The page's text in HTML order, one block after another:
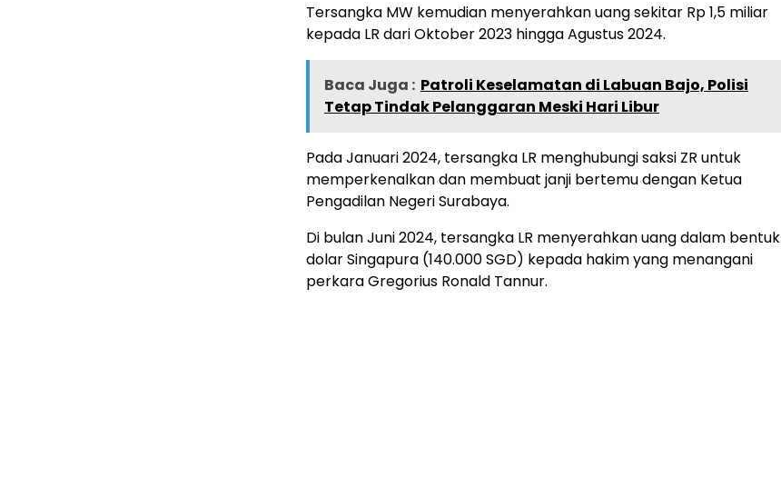
Tersangka MW kemudian menyerahkan uang sekitar Rp 1,5 miliar
kepada LR dari Oktober 2023 hingga Agustus 2024.
Baca Juga : Patroli Keselamatan di Labuan Bajo, Polisi
Tetap Tindak Pelanggaran Meski Hari Libur
Pada Januari 2024, tersangka LR menghubungi saksi ZR untuk
memperkenalkan dan membuat janji bertemu dengan Ketua
Pengadilan Negeri Surabaya.
Di bulan Juni 2024, tersangka LR menyerahkan uang dalam bentuk
dolar Singapura (140.000 SGD) kepada hakim yang menangani
perkara Gregorius Ronald Tannur.